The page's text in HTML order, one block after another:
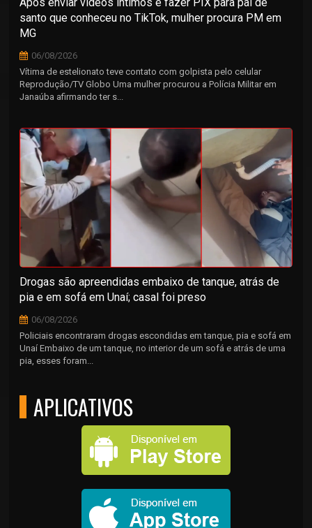
santo que conheceu no TikTok, mulher procura PM em
MG
06/08/2026
Vítima de estelionato teve contato com golpista pelo celular
Reprodução/TV Globo Uma mulher procurou a Polícia Militar em
Janaúba afirmando ter s...
Drogas são apreendidas embaixo de tanque, atrás de
pia e em sofá em Unaí; casal foi preso
06/08/2026
Policiais encontraram drogas escondidas em tanque, pia e sofá em
Unaí Embaixo de um tanque, no interior de um sofá e atrás de uma
pia, esses foram...
APLICATIVOS